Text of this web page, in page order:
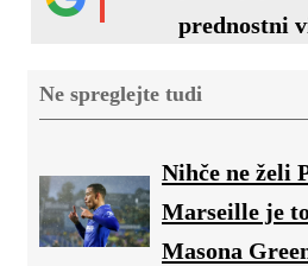
prednostni
Ne spreglejte tudi
Nihče ne želi
Marseille je
Masona